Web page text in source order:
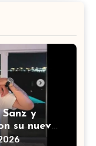
Sanz y
su nueva